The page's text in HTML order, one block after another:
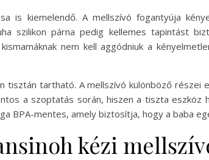
is kiemelendő. A mellszívó fogantyúja
szilikon párna pedig kellemes tapintást
nem kell aggódniuk a
tisztán tartható. A mellszívó különböző
a szoptatás során, hiszen a tiszta
BPA-mentes, amely biztosítja, hogy a baba
kézi